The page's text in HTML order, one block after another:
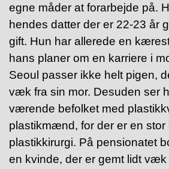
egne måder at forarbejde på.
hendes datter der er 22-23 år
gift. Hun har allerede en
hans planer om en karriere i
Seoul passer ikke helt pigen,
væk fra sin mor. Desuden ser
værende befolket med
plastikmænd, for der er en stor
plastikkirurgi. På pensionatet
en kvinde, der er gemt lidt væk